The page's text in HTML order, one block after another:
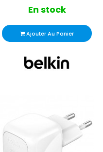
En stock
Ajouter Au Panier